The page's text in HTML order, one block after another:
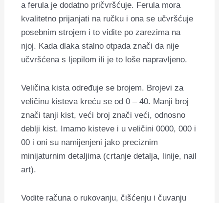
a ferula je dodatno pričvršćuje. Ferula mora
kvalitetno prijanjati na ručku i ona se učvršćuje
posebnim strojem i to vidite po zarezima na
njoj. Kada dlaka stalno otpada znači da nije
učvršćena s ljepilom ili je to loše napravljeno.
Veličina kista određuje se brojem. Brojevi za
veličinu kisteva kreću se od 0 – 40. Manji broj
znači tanji kist, veći broj znači veći, odnosno
deblji kist. Imamo kisteve i u veličini 0000, 000 i
00 i oni su namijenjeni jako preciznim
minijaturnim detaljima (crtanje detalja, linije, nail
art).
Vodite računa o rukovanju, čišćenju i čuvanju